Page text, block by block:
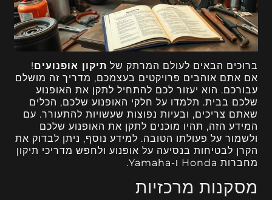
ברוכים הבאים לעולם המרתק של תיקון אופנועים!
אם אתם אוהבים פרויקטים בעצמכם, מדריך זה מושלם
עבורכם. הוא יעזור לכם להתחיל לתקן את האופנוע
שלכם בבית. תלמדו על חלקי האופנוע שלכם, הכלים
שאתם צריכים, ובעיות נפוצות שעשויות להתעורר. עם
המידע הזה, תהיו מוכנים לתקן את האופנוע שלכם
ולשמור על פעולתו הטובה. למידע נוסף, ניתן לבדוק את
הקרן לבטיחות בנסיעה על אופנוע ולחפש מדריכי תיקון
מחברות Honda ו-Yamaha.
מסקנות מרכזיות